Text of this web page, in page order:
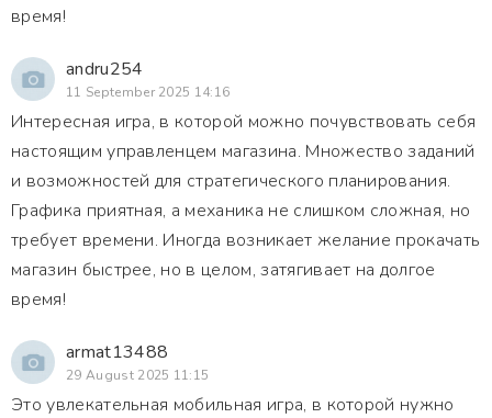
время!
andru254
11 September 2025 14:16
Интересная игра, в которой можно почувствовать себя
настоящим управленцем магазина. Множество заданий
и возможностей для стратегического планирования.
Графика приятная, а механика не слишком сложная, но
требует времени. Иногда возникает желание прокачать
магазин быстрее, но в целом, затягивает на долгое
время!
armat13488
29 August 2025 11:15
Это увлекательная мобильная игра, в которой нужно